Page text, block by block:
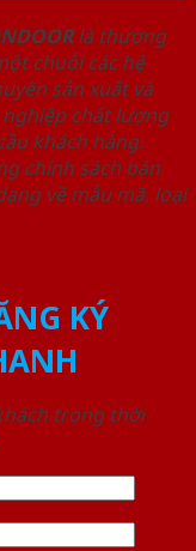
là thương
chuỗi các hệ
sản xuất và
chất lượng
khách hàng.
chính sách bán
về mẫu mã, loại
KÝ
trong thời